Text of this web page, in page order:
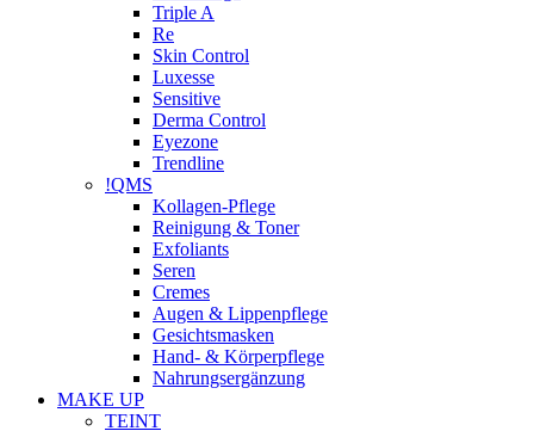
Triple A
Re
Skin Control
Luxesse
Sensitive
Derma Control
Eyezone
Trendline
!QMS
Kollagen-Pflege
Reinigung & Toner
Exfoliants
Seren
Cremes
Augen & Lippenpflege
Gesichtsmasken
Hand- & Körperpflege
Nahrungsergänzung
MAKE UP
TEINT